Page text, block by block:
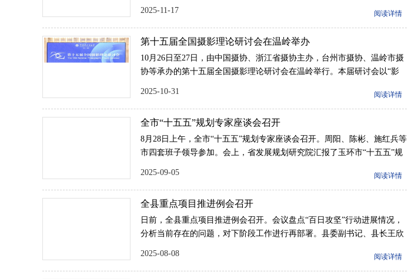
神在黄岩落地见效。区委书记、区长徐礼辉主持会议并讲话。区领导林
峰、蒋正标、徐雨薇、郭华申、王良帅作学习交流，王跃军、王辉和区委
理论学习中心组其他成员出席。
2025-11-17 阅读详情
第十五届全国摄影理论研讨会在温岭举办
10月26日至27日，由中国摄协、浙江省摄协主办，台州市摄协、温岭市摄
协等承办的第十五届全国摄影理论研讨会在温岭举行。本届研讨会以“影
业发展、摄协组织工作的100多位专家学者和企业负责人汇聚一堂，开展
研讨交流。
2025-10-31 阅读详情
全市“十五五”规划专家座谈会召开
8月28日上午，全市“十五五”规划专家座谈会召开。周阳、陈彬、施红兵等
市四套班子领导参加。会上，省发展规划研究院汇报了玉环市“十五五”规
的机遇挑战，围绕玉环“十五五”时期的发展思路、突破方向和重大举措，
从不同领域、不同角度积极建言献策，提出了各自的真知灼见。
2025-09-05 阅读详情
全县重点项目推进例会召开
日前，全县重点项目推进例会召开。会议盘点“百日攻坚”行动进展情况，
分析当前存在的问题，对下阶段工作进行再部署。县委副书记、县长王欣
2025-08-08 阅读详情